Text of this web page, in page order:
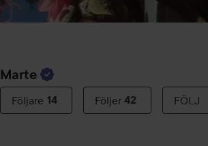
Marte
Följare 14 Följer 42 FÖLJ